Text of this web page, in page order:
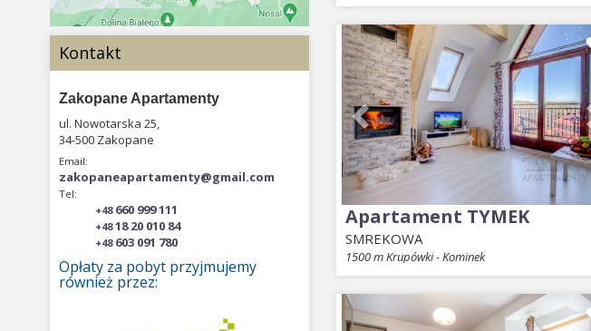
Kontakt
Zakopane Apartamenty
ul. Nowotarska 25,
34-500 Zakopane
Email:
zakopaneapartamenty@gmail.com
Tel:
+48660 999 111
+4818 20 010 84
+48603 091 780
Opłaty za pobyt przyjmujemy
również przez:
Previous
Apartament TYMEK
SMREKOWA
1500 m Krupówki - Kominek
Previous